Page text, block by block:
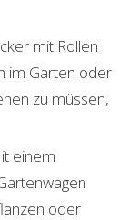
mit Rollen
im Garten oder
zu müssen,
einem
oder